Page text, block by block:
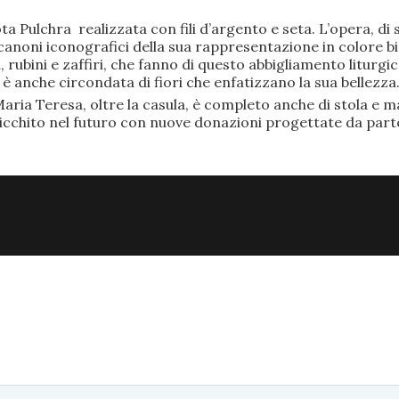
Pulchra realizzata con fili d’argento e seta. L’opera,
iconografici della sua rappresentazione in colore
e zaffiri, che fanno di questo abbigliamento
anche circondata di fiori che enfatizzano la sua bellezza.
Teresa, oltre la casula, è completo anche di stola e
nel futuro con nuove donazioni progettate da